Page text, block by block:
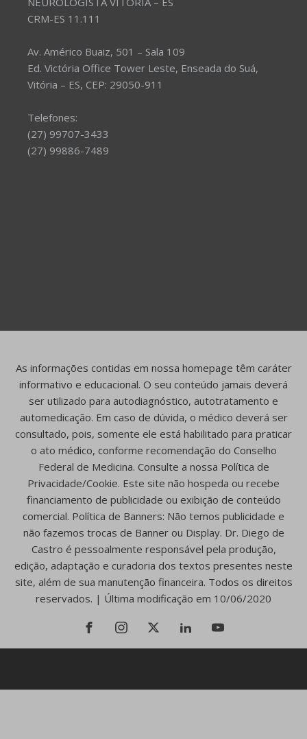
CRM-ES 11.111
Av. Américo Buaiz, 501 – Sala 109
Ed. Victória Office Tower Leste, Enseada do Suá,
Vitória – ES, CEP: 29050-911
Telefones:
(27) 99707-3433
(27) 99886-7489
As informações contidas em nossa homepage têm caráter
informativo e educacional. O seu conteúdo jamais deverá
ser utilizado para autodiagnóstico, autotratamento e
automedicação. Em caso de dúvida, o médico deverá ser
consultado, pois, somente ele está habilitado para praticar
o ato médico, conforme recomendação do Conselho
Federal de Medicina. Consulte a nossa Política de
Privacidade/Cookie. Este site não hospeda ou recebe
financiamento de publicidade ou exibição de conteúdo
comercial. Política de Banners: Não temos publicidade e
não fazemos trocas de Banner ou Display. Dr. Diego de
Castro é pessoalmente responsável pela produção,
edição, adaptação e curadoria dos textos presentes neste
site, além de sua manutenção financeira. Todos os direitos
reservados. | Última modificação em 10/06/2020